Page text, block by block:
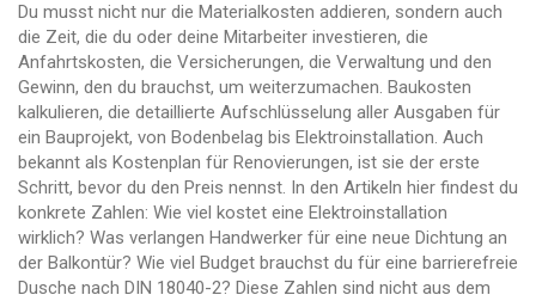
Du musst nicht nur die Materialkosten addieren, sondern auch
die Zeit, die du oder deine Mitarbeiter investieren, die
Anfahrtskosten, die Versicherungen, die Verwaltung und den
Gewinn, den du brauchst, um weiterzumachen. Baukosten
kalkulieren, die detaillierte Aufschlüsselung aller Ausgaben für
ein Bauprojekt, von Bodenbelag bis Elektroinstallation. Auch
bekannt als Kostenplan für Renovierungen, ist sie der erste
Schritt, bevor du den Preis nennst. In den Artikeln hier findest du
konkrete Zahlen: Wie viel kostet eine Elektroinstallation
wirklich? Was verlangen Handwerker für eine neue Dichtung an
der Balkontür? Wie viel Budget brauchst du für eine barrierefreie
Dusche nach DIN 18040-2? Diese Zahlen sind nicht aus dem